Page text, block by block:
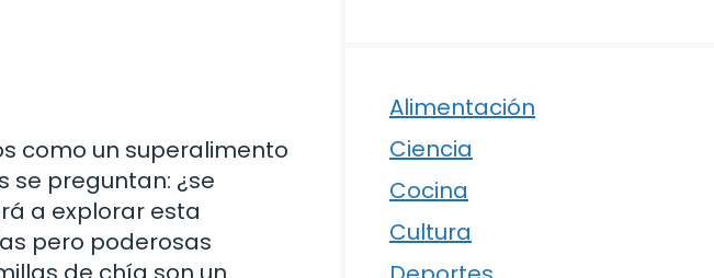
como un superalimento
se preguntan: ¿se
a explorar esta
pero poderosas
Alimentación
Ciencia
Cocina
Cultura